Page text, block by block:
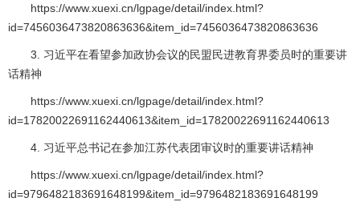
https://www.xuexi.cn/lgpage/detail/index.html?
id=7456036473820863636&item_id=7456036473820863636
3. 习近平在看望参加政协会议的民盟民进教育界委员时的重要讲
话精神
https://www.xuexi.cn/lgpage/detail/index.html?
id=17820022691162440613&item_id=17820022691162440613
4. 习近平总书记在参加江苏代表团审议时的重要讲话精神
https://www.xuexi.cn/lgpage/detail/index.html?
id=9796482183691648199&item_id=9796482183691648199